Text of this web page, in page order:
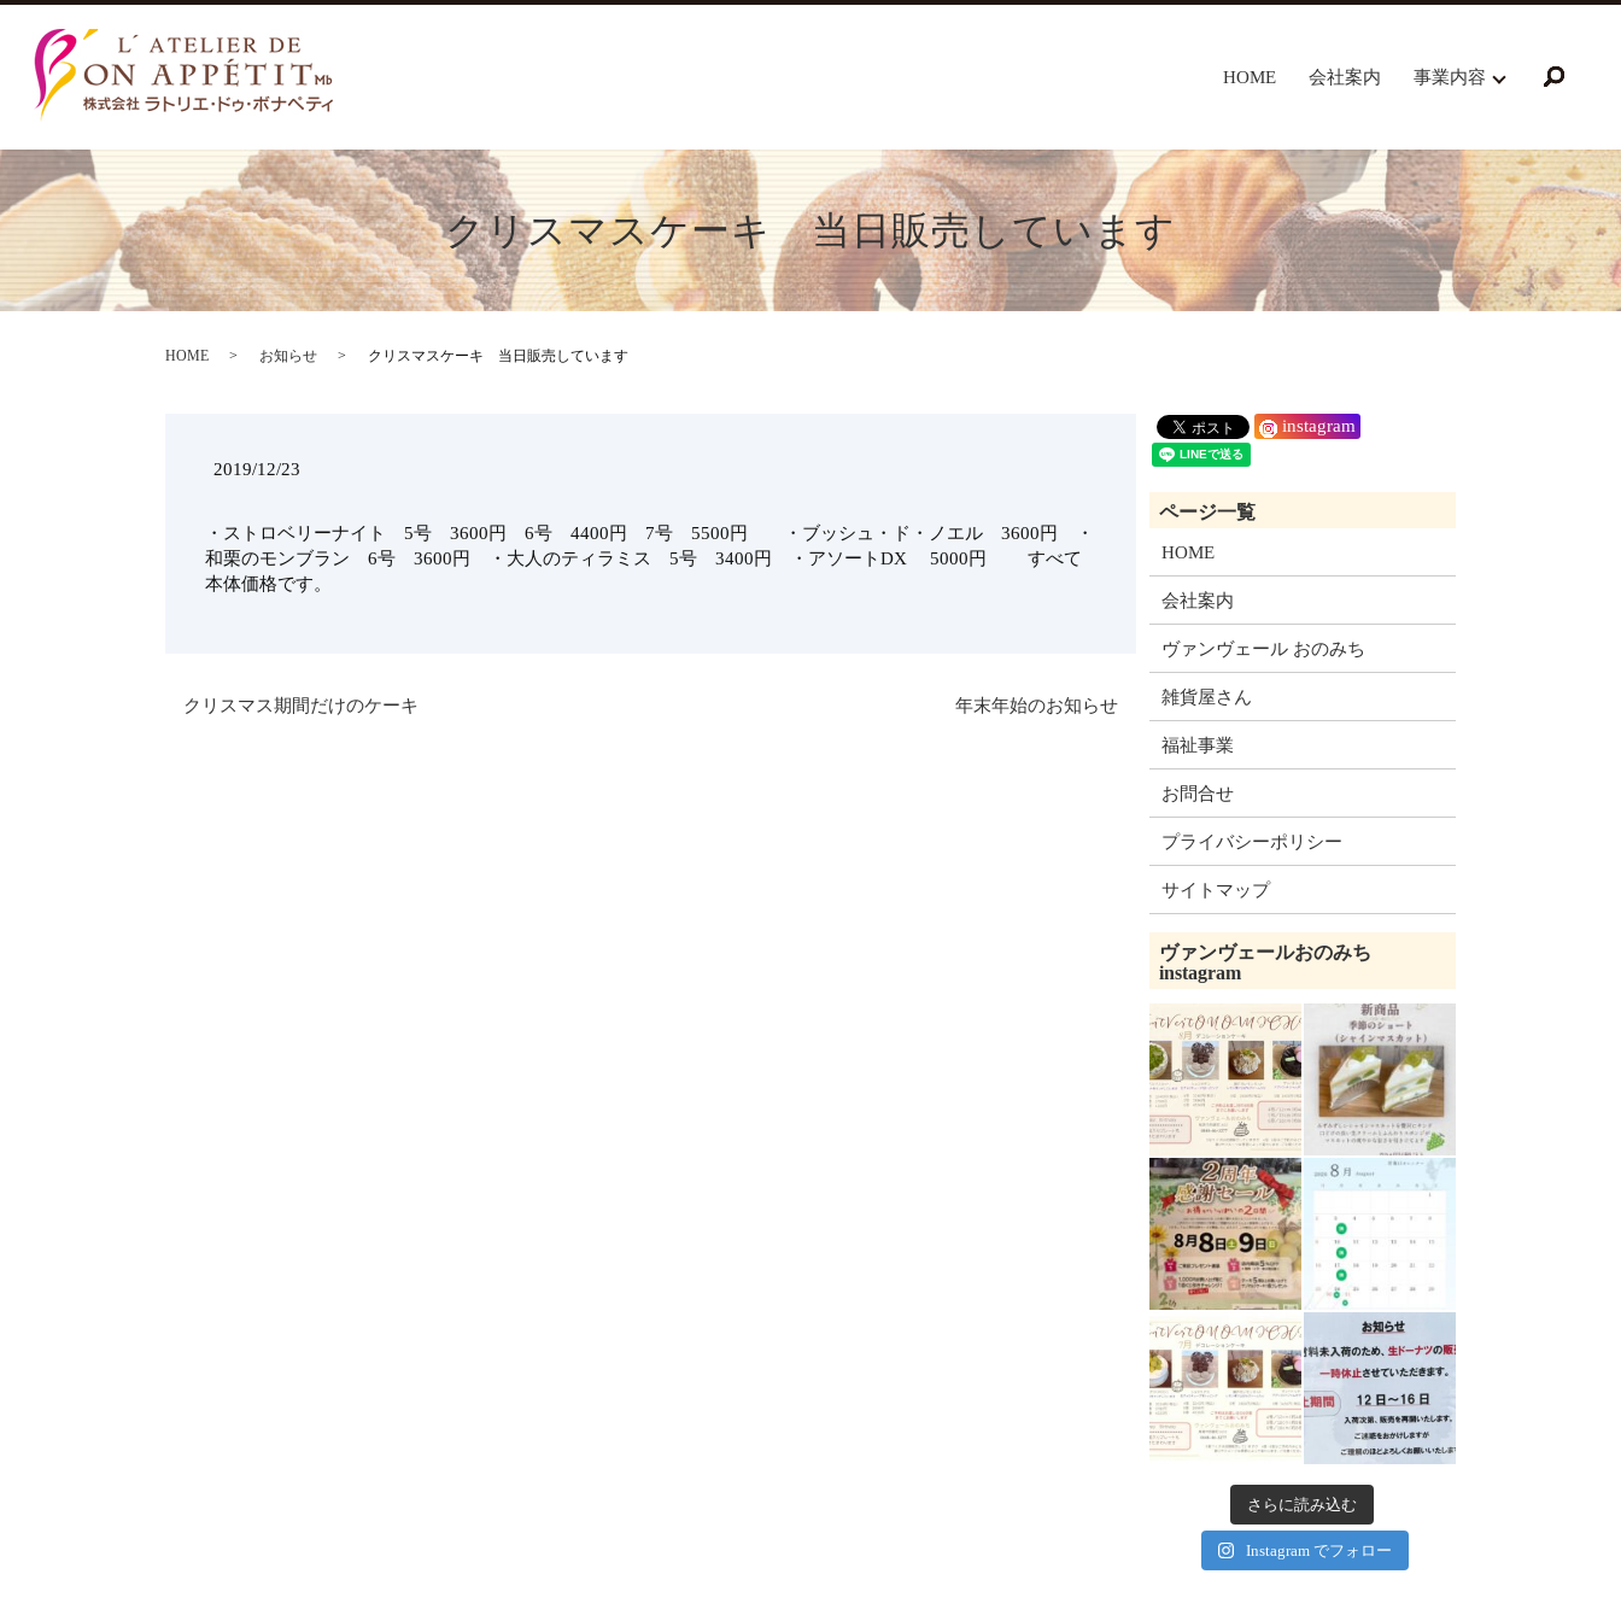
HOME 会社案内 事業内容
クリスマスケーキ 当日販売しています
HOME お知らせ クリスマスケーキ 当日販売しています
2019/12/23
・ストロベリーナイト 5号 3600円 6号 4400円 7号 5500円 ・ブッシュ・ド・ノエル 3600円 ・
和栗のモンブラン 6号 3600円 ・大人のティラミス 5号 3400円 ・アソートDX 5000円 すべて
本体価格です。
クリスマス期間だけのケーキ 年末年始のお知らせ
instagram
HOME
会社案内
ヴァンヴェール おのみち
雑貨屋さん
福祉事業
お問合せ
プライバシーポリシー
サイトマップ
さらに読み込む
Instagram でフォロー